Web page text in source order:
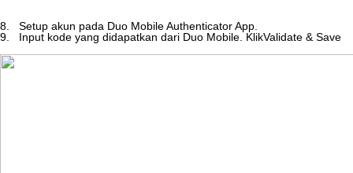
8. Setup akun pada Duo MobileAuthenticatorApp.
9. Input kode yang didapatkan dari Duo Mobile. KlikValidate & Save